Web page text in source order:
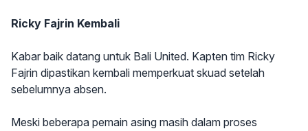
Ricky Fajrin Kembali
Kabar baik datang untuk Bali United. Kapten tim Ricky
Fajrin dipastikan kembali memperkuat skuad setelah
sebelumnya absen.
Meski beberapa pemain asing masih dalam proses